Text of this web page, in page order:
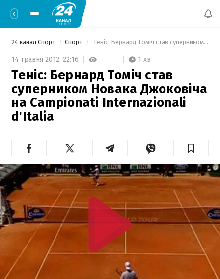
24 канал Спорт Спорт Теніс: Бернард Томіч став суперником Новака Джоковіча на Campionati Internazionali d'Italia
14 травня 2012, 22:16 1 хв
Теніс: Бернард Томіч став
суперником Новака Джоковіча
на Campionati Internazionali
d'Italia